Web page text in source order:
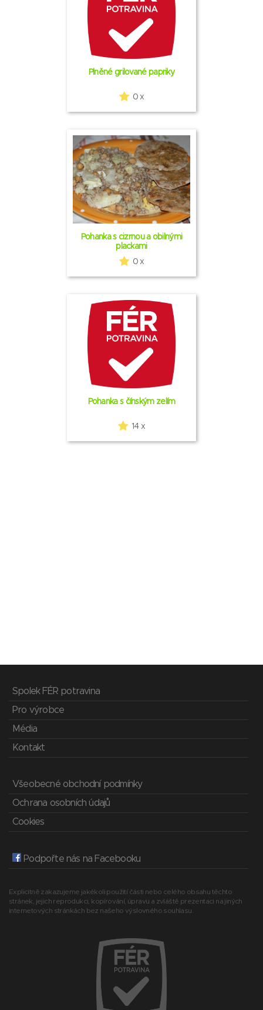
Plněné grilované papriky
0 x
Pohanka s cizrnou a obilnými
plackami
0 x
Pohanka s čínským zelím
14 x
Spolek FÉR potravina
Pro výrobce
Média
Kontakt
Všeobecné obchodní podmínky
Ochrana osobních údajů
Cookies
Podpořte nás na Facebooku
Explicitně zakazujeme jakékoli použití části nebo celého obsahu těchto
stránek, jejich reprodukci, kopírování, úpravu a zvláště prezentaci na jiných
internetových stránkách bez našeho výslovného souhlasu.